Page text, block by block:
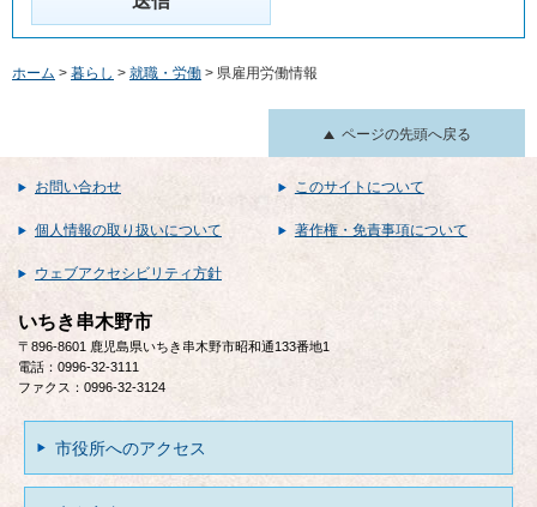
ホーム > 暮らし > 就職・労働 > 県雇用労働情報
ページの先頭へ戻る
お問い合わせ このサイトについて
個人情報の取り扱いについて 著作権・免責事項について
ウェブアクセシビリティ方針
いちき串木野市
〒896-8601 鹿児島県いちき串木野市昭和通133番地1
電話：0996-32-3111
ファクス：0996-32-3124
市役所へのアクセス